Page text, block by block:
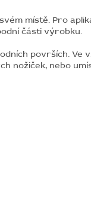
místě. Pro
části výrobku.
površích.
nožiček, nebo